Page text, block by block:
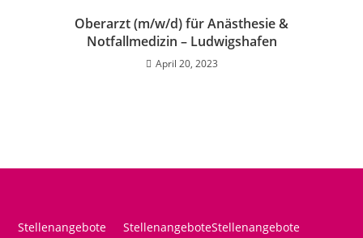
Oberarzt (m/w/d) für Anästhesie &
Notfallmedizin – Ludwigshafen
April 20, 2023
Stellenangebote
StellenangeboteStellenangebote